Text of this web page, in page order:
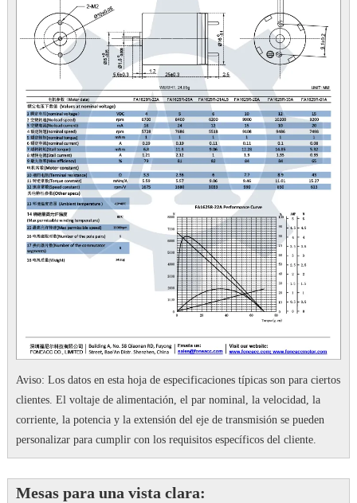
Aviso: Los datos en esta hoja de especificaciones típicas son para ciertos
clientes. El voltaje de alimentación, el par nominal, la velocidad, la
corriente, la potencia y la extensión del eje de transmisión se pueden
personalizar para cumplir con los requisitos específicos del cliente.
Mesas para una vista clara: